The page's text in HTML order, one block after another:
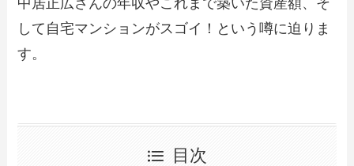
中居正広さんの年収やこれまで築いた資産額、そ
して自宅マンションがスゴイ！という噂に迫りま
す。
目次